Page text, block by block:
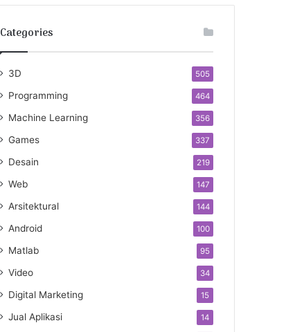
Categories
3D 505
Programming 464
Machine Learning 356
Games 337
Desain 219
Web 147
Arsitektural 144
Android 100
Matlab 95
Video 34
Digital Marketing 15
Jual Aplikasi 14